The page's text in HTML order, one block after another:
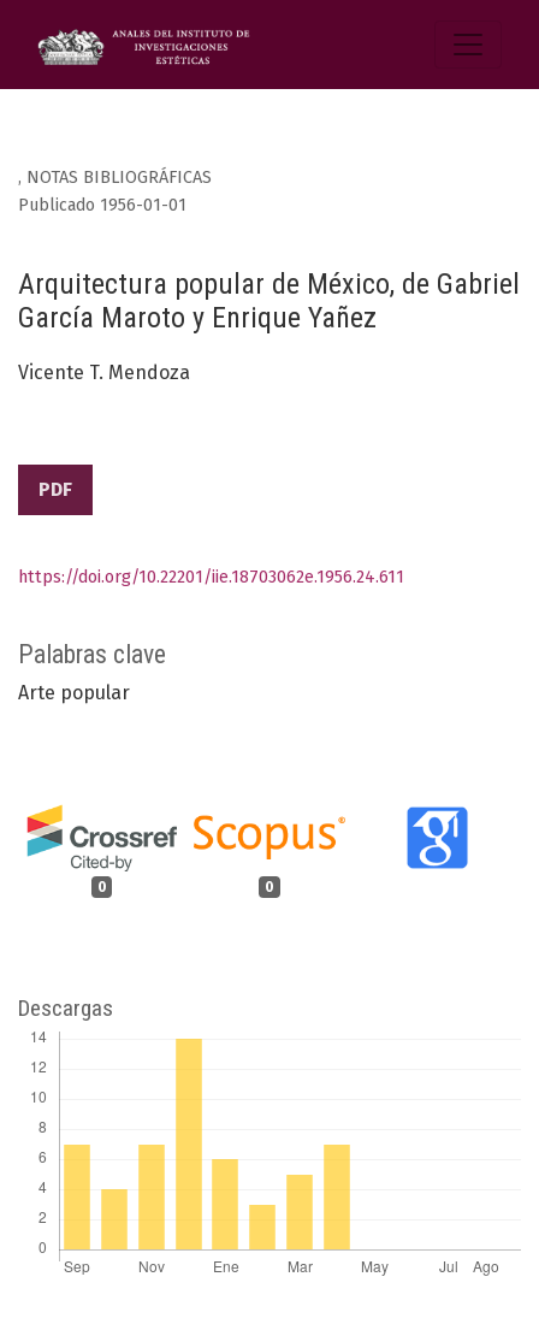
, NOTAS BIBLIOGRÁFICAS
Arquitectura popular de México, de Gabriel
García Maroto y Enrique Yañez
Publicado 1956-01-01
Vicente T. Mendoza
PDF
Palabras clave
Arte popular
0 0
https://doi.org/10.22201/iie.18703062e.1956.24.611
Descargas